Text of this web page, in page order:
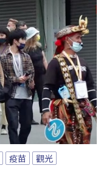
疫苗 觀光